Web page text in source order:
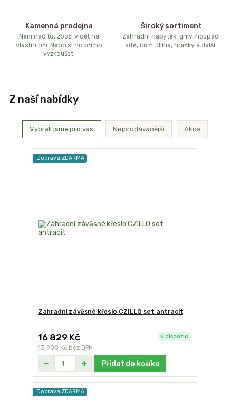
Kamenná prodejna
Není nad to, zboží vidět na
vlastní oči. Nebo si ho přímo
vyzkoušet.
Široký sortiment
Zahradní nábytek, grily, houpací
sítě, dům-dílna, hračky a další.
Z naší nabídky
Vybrali jsme pro vás Nejprodávanější Akce
Doprava ZDARMA
Zahradní závěsné křeslo CZILLO set antracit
16 829 Kč
13 908 Kč bez DPH
K dispozici
Přidat do košíku
Doprava ZDARMA